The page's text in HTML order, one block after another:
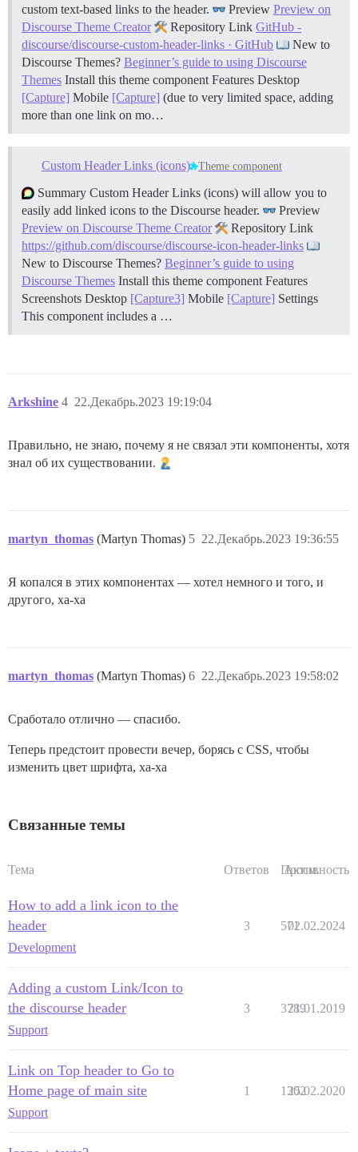
custom text-based links to the header.
Preview Preview on
Discourse Theme Creator
Repository Link GitHub -
discourse/discourse-custom-header-links · GitHub
New to
Discourse Themes? Beginner’s guide to using Discourse
Themes Install this theme componentFeatures Desktop
[Capture] Mobile [Capture] (due to very limited space, adding
more than one link on mo…
Custom Header Links (icons) Theme component
Summary Custom Header Links (icons) will allow you to
easily add linked icons to the Discourse header.
Preview
Preview on Discourse Theme Creator
Repository Link
https://github.com/discourse/discourse-icon-header-links
New to Discourse Themes? Beginner’s guide to using
Discourse Themes Install this theme component Features
Screenshots Desktop [Capture3] Mobile [Capture] Settings
This component includes a …
Arkshine 22.Декабрь.2023 19:19:04
4
Правильно, не знаю, почему я не связал эти компоненты, хотя
знал об их существовании.
martyn_thomas (Martyn Thomas) 22.Декабрь.2023 19:36:55
5
Я копался в этих компонентах — хотел немного и того, и
другого, ха-ха
martyn_thomas (Martyn Thomas) 22.Декабрь.2023 19:58:02
6
Сработало отлично — спасибо.
Теперь предстоит провести вечер, борясь с CSS, чтобы
изменить цвет шрифта, ха-ха
Связанные темы
Тема Ответов Просм.
Активность
How to add a link icon to the
header
Development
3 571
02.02.2024
Adding a custom Link/Icon to
the discourse header
Support
3 3789
21.01.2019
Link on Top header to Go to
Home page of main site
Support
1 1302
25.02.2020